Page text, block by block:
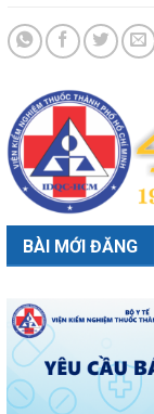
BÀI MỚI ĐĂNG